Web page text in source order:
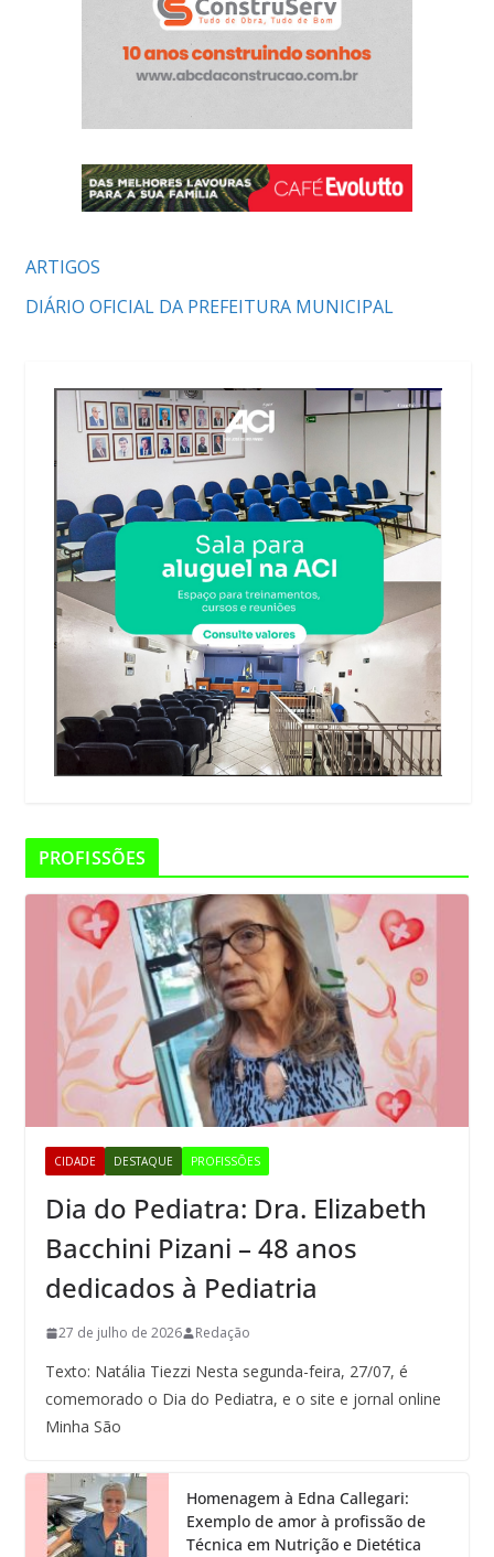
ARTIGOS
DIÁRIO OFICIAL DA PREFEITURA MUNICIPAL
PROFISSÕES
CIDADE DESTAQUE PROFISSÕES
Dia do Pediatra: Dra. Elizabeth
Bacchini Pizani – 48 anos
dedicados à Pediatria
27 de julho de 2026 Redação
Texto: Natália Tiezzi Nesta segunda-feira, 27/07, é
comemorado o Dia do Pediatra, e o site e jornal online
Minha São
Homenagem à Edna Callegari:
Exemplo de amor à profissão de
Técnica em Nutrição e Dietética